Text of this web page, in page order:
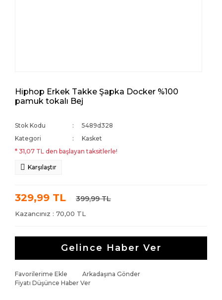
Hiphop Erkek Takke Şapka Docker %100
pamuk tokalı Bej
Stok Kodu
5489d328
Kategori
Kasket
* 31,07 TL den başlayan taksitlerle!
Karşılaştır
329,99 TL 399,99 TL
Kazancınız : 70,00 TL
Gelince Haber Ver
Favorilerime Ekle
Arkadaşına Gönder
Fiyatı Düşünce Haber Ver